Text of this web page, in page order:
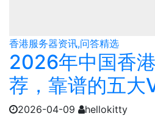
香港服务器资讯,问答精选
2026年中国香
荐，靠谱的五大
2026-04-09
hellokitty